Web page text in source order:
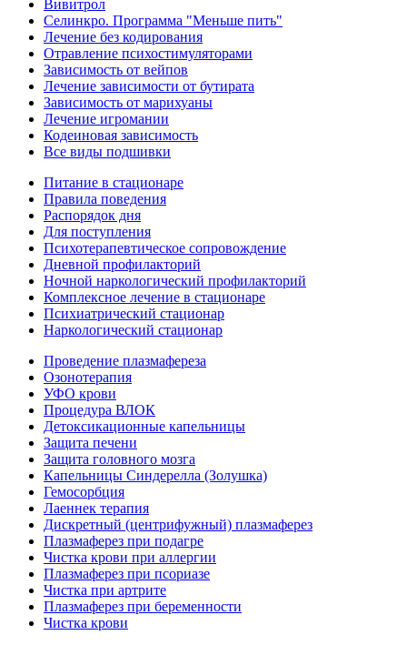
Вивитрол
Селинкро. Программа "Меньше пить"
Лечение без кодирования
Отравление психостимуляторами
Зависимость от вейпов
Лечение зависимости от бутирата
Зависимость от марихуаны
Лечение игромании
Кодеиновая зависимость
Все виды подшивки
Питание в стационаре
Правила поведения
Распорядок дня
Для поступления
Психотерапевтическое сопровождение
Дневной профилакторий
Ночной наркологический профилакторий
Комплексное лечение в стационаре
Психиатрический стационар
Наркологический стационар
Проведение плазмафереза
Озонотерапия
УФО крови
Процедура ВЛОК
Детоксикационные капельницы
Защита печени
Защита головного мозга
Капельницы Синдерелла (Золушка)
Гемосорбция
Лаеннек терапия
Дискретный (центрифужный) плазмаферез
Плазмаферез при подагре
Чистка крови при аллергии
Плазмаферез при псориазе
Чистка при артрите
Плазмаферез при беременности
Чистка крови